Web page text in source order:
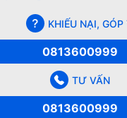
KHIẾU NẠI, GÓP
0813600999
TƯ VẤN
0813600999